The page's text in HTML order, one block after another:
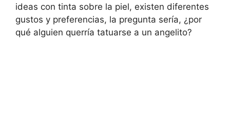
ideas con tinta sobre la piel, existen diferentes
gustos y preferencias, la pregunta sería, ¿por
qué alguien querría tatuarse a un angelito?